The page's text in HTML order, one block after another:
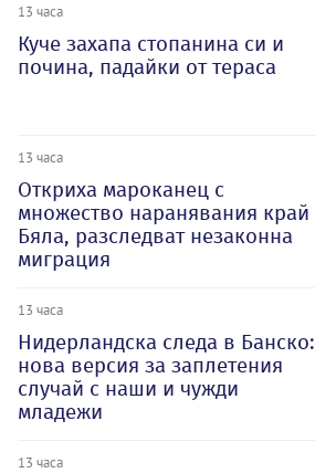
13 часа
Куче захапа стопанина си и
почина, падайки от тераса
13 часа
Откриха мароканец с
множество наранявания край
Бяла, разследват незаконна
миграция
13 часа
Нидерландска следа в Банско:
нова версия за заплетения
случай с наши и чужди
младежи
13 часа